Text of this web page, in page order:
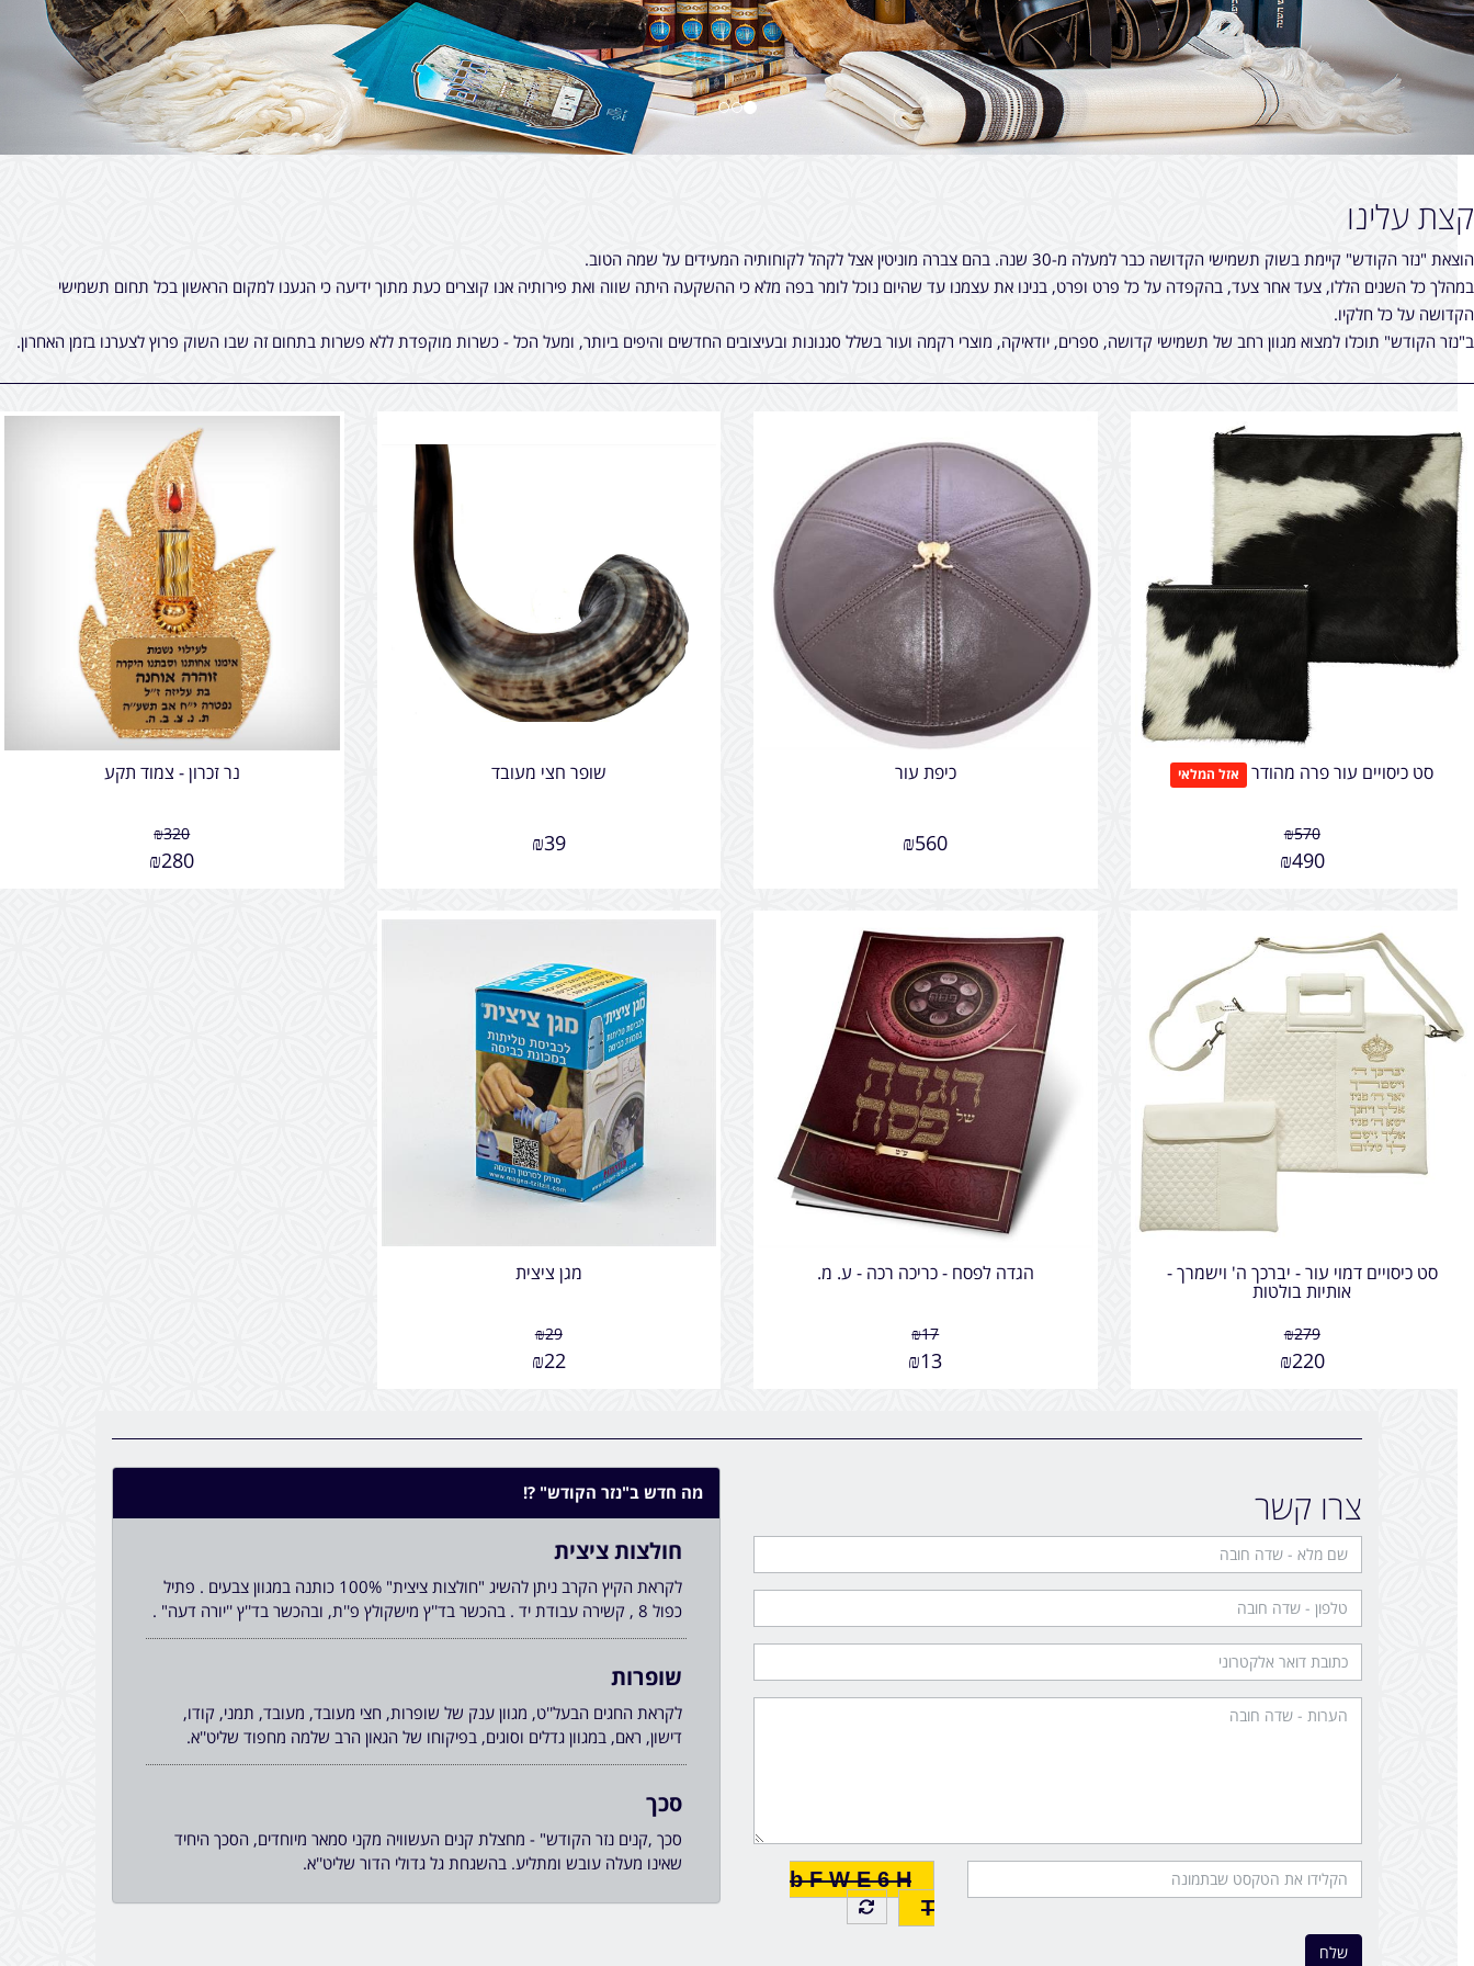
קצת עלינו
הוצאת "נזר הקודש" קיימת בשוק תשמישי הקדושה כבר למעלה מ-30 שנה. בהם צברה מוניטין אצל לקהל לקוחותיה המעידים על שמה הטוב.
במהלך כל השנים הללו, צעד אחר צעד, בהקפדה על כל פרט ופרט, בנינו את עצמנו עד שהיום נוכל לומר בפה מלא כי ההשקעה היתה שווה ואת פירותיה אנו קוצרים כעת מתוך ידיעה כי הגענו למקום הראשון בכל תחום תשמישי
הקדושה על כל חלקיו.
ב"נזר הקודש" תוכלו למצוא מגוון רחב של תשמישי קדושה, ספרים, יודאיקה, מוצרי רקמה ועור בשלל סגנונות ובעיצובים החדשים והיפים ביותר, ומעל הכל - כשרות מוקפדת ללא פשרות בתחום זה שבו השוק פרוץ לצערנו בזמן האחרון.
סט כיסויים עור פרה מהודר אזל המלאי
₪570
₪490
כיפת עור
₪560
שופר חצי מעובד
₪39
נר זכרון - צמוד תקע
₪320
₪280
סט כיסויים דמוי עור - יברכך ה' וישמרך -
אותיות בולטות
₪279
₪220
הגדה לפסח - כריכה רכה - ע. מ.
₪17
₪13
מגן ציצית
₪29
₪22
צרו קשר
b F W E 6 H
T
שלח
מה חדש ב"נזר הקודש" ?!
חולצות ציצית
לקראת הקיץ הקרב ניתן להשיג "חולצות ציצית" 100% כותנה במגוון צבעים . פתיל
כפול 8 , קשירה עבודת יד . בהכשר בד''ץ מישקולץ פ''ת, ובהכשר בד''ץ ''יורה דעה" .
שופרות
לקראת החגים הבעל''ט, מגוון ענק של שופרות, חצי מעובד, מעובד, תמני, קודו,
דישון, ראם, במגוון גדלים וסוגים, בפיקוחו של הגאון הרב שלמה מחפוד שליט''א.
סכך
סכך ,קנים נזר הקודש" - מחצלת קנים העשוויה מקני סמאר מיוחדים, הסכך היחיד
שאינו מעלה עובש ומתליע. בהשגחת גל גדולי הדור שליט''א.